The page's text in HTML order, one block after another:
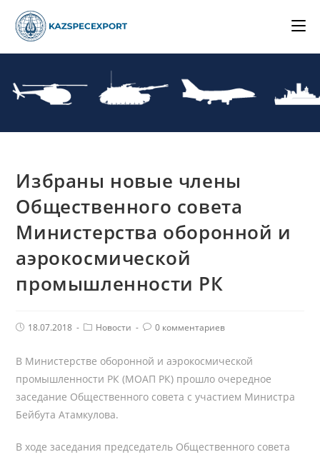
content
Избраны новые члены
Общественного совета
Министерства оборонной и
аэрокосмической
промышленности РК
Post18.07.2018
PostНовости
Комментарии
0 комментариев
В Министерстве оборонной и аэрокосмической
промышленности РК (МОАП РК) прошло очередное
заседание Общественного совета с участием Министра
Бейбута Атамкулова.
В ходе заседания председатель Общественного совета